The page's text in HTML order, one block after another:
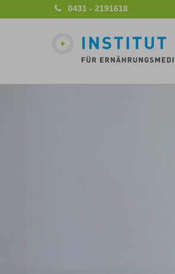
0431 - 2191618